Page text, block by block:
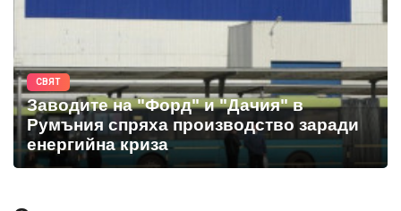
СВЯТ
Заводите на "Форд" и "Дачия" в
Румъния спряха производство заради
енергийна криза